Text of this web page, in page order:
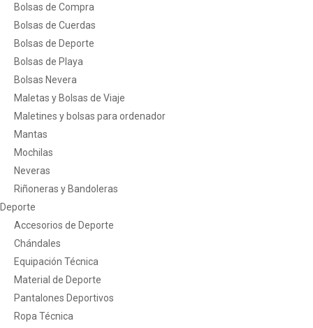
Bolsas de Compra
Bolsas de Cuerdas
Bolsas de Deporte
Bolsas de Playa
Bolsas Nevera
Maletas y Bolsas de Viaje
Maletines y bolsas para ordenador
Mantas
Mochilas
Neveras
Riñoneras y Bandoleras
Deporte
Accesorios de Deporte
Chándales
Equipación Técnica
Material de Deporte
Pantalones Deportivos
Ropa Técnica